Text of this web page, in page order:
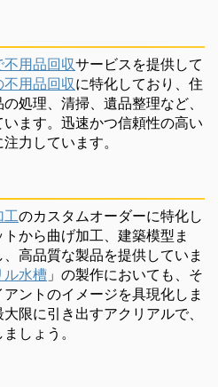
不用品回収サービスを提供して
不用品回収に特化しており、住
処理、清掃、遺品整理など、
ます。迅速かつ信頼性の高い
力しています。
工のカスタムオーダーに特化し
から曲げ加工、建築模型ま
高品質な製品を提供していま
ル水槽 」の製作においても、そ
ントのイメージを具現化しま
限に引き出すアクリアルで、
しょう。